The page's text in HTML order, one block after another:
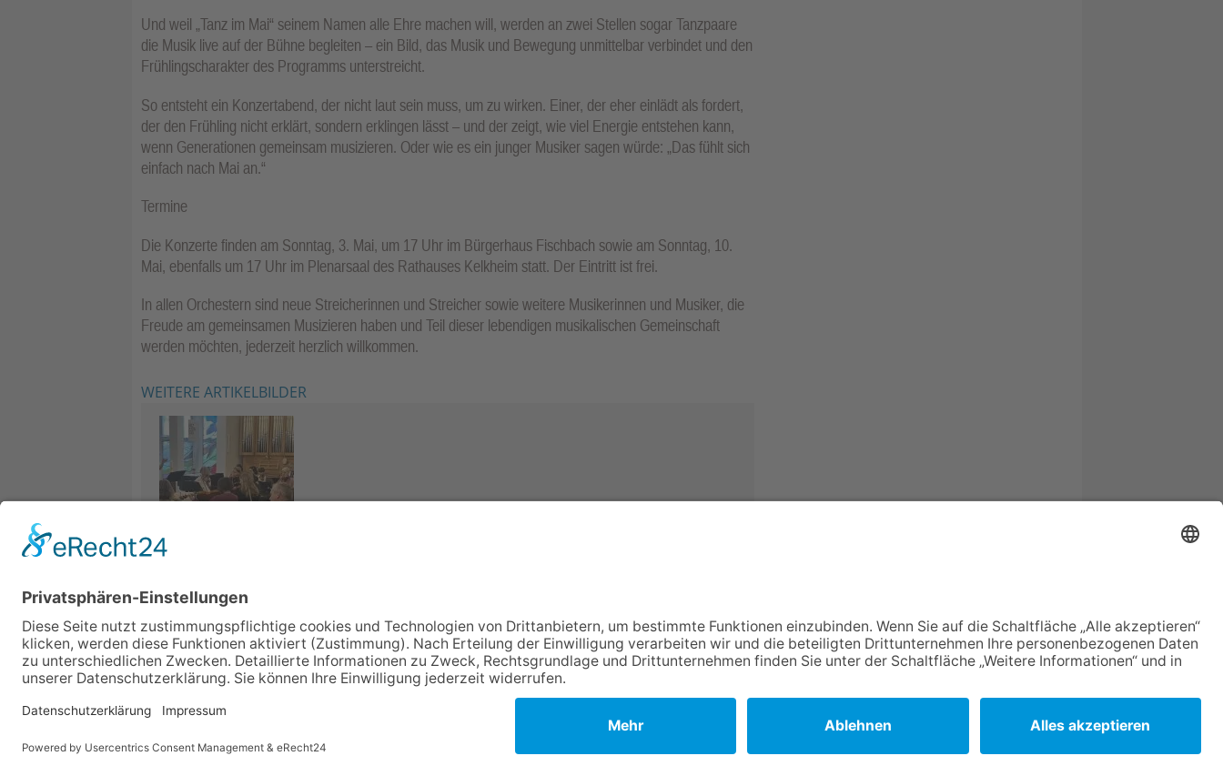
Und weil „Tanz im Mai“ seinem Namen alle Ehre machen will, werden an zwei Stellen sogar Tanzpaare
die Musik live auf der Bühne begleiten – ein Bild, das Musik und Bewegung unmittelbar verbindet und den
Frühlingscharakter des Programms unterstreicht.
So entsteht ein Konzertabend, der nicht laut sein muss, um zu wirken. Einer, der eher einlädt als fordert,
der den Frühling nicht erklärt, sondern erklingen lässt – und der zeigt, wie viel Energie entstehen kann,
wenn Generationen gemeinsam musizieren. Oder wie es ein junger Musiker sagen würde: „Das fühlt sich
einfach nach Mai an.“
Termine
Die Konzerte finden am Sonntag, 3. Mai, um 17 Uhr im Bürgerhaus Fischbach sowie am Sonntag, 10.
Mai, ebenfalls um 17 Uhr im Plenarsaal des Rathauses Kelkheim statt. Der Eintritt ist frei.
In allen Orchestern sind neue Streicherinnen und Streicher sowie weitere Musikerinnen und Musiker, die
Freude am gemeinsamen Musizieren haben und Teil dieser lebendigen musikalischen Gemeinschaft
werden möchten, jederzeit herzlich willkommen.
WEITERE ARTIKELBILDER
NACH OBEN
Impressum Datenschutz
Copyright Taunus Nachrichten 2009 bis 2026
Powered bynative:media.